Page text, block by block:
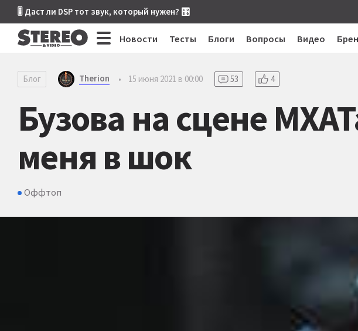
🎚 Даст ли DSP тот звук, который нужен? 🎛
Новости Тесты Блоги Вопросы Видео
Блог Therion • 15 июня 2021 в 00:00 53 4
Бузова на сцене
меня в шок
Оффтоп